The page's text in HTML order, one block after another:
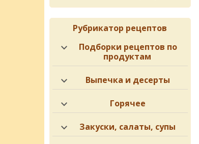
Рубрикатор рецептов
Подборки рецептов по
продуктам
Выпечка и десерты
Горячее
Закуски, салаты, супы